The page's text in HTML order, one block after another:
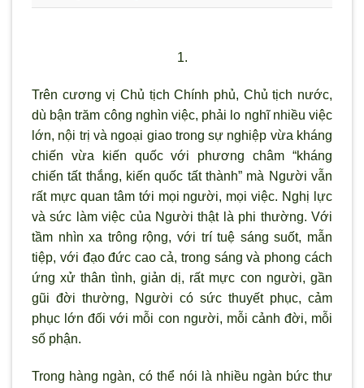
1.
Trên cương vị Chủ tịch Chính phủ, Chủ tịch nước,
dù bận trăm công nghìn việc, phải lo nghĩ nhiều việc
lớn, nội trị và ngoại giao trong sự nghiệp vừa kháng
chiến vừa kiến quốc với phương châm “kháng
chiến tất thắng, kiến quốc tất thành” mà Người vẫn
rất mực quan tâm tới mọi người, mọi việc. Nghị lực
và sức làm việc của Người thật là phi thường. Với
tầm nhìn xa trông rộng, với trí tuệ sáng suốt, mẫn
tiệp, với đạo đức cao cả, trong sáng và phong cách
ứng xử thân tình, giản dị, rất mực con người, gần
gũi đời thường, Người có sức thuyết phục, cảm
phục lớn đối với mỗi con người, mỗi cảnh đời, mỗi
số phận.
Trong hàng ngàn, có thể nói là nhiều ngàn bức thư